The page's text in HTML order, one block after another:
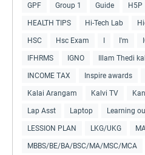
GPF Group 1 Guide H5P
HEALTH TIPS Hi-Tech Lab
HSC Hsc Exam I'm
IFHRMS IGNO Illam Thedi
INCOME TAX Inspire awards
Kalai Arangam Kalvi TV
Lap Asst Laptop Learning
LESSION PLAN LKG/UKG
MBBS/BE/BA/BSC/MA/MSC/MCA